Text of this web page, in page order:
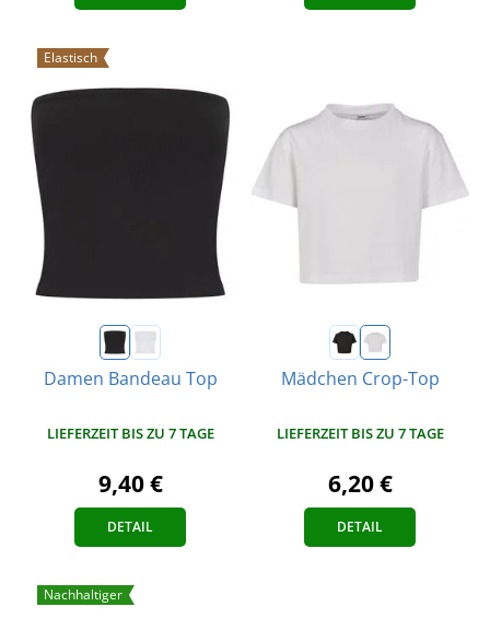
Elastisch
Damen Bandeau Top
LIEFERZEIT BIS ZU 7 TAGE
9,40 €
DETAIL
Mädchen Crop-Top
LIEFERZEIT BIS ZU 7 TAGE
6,20 €
DETAIL
Nachhaltiger